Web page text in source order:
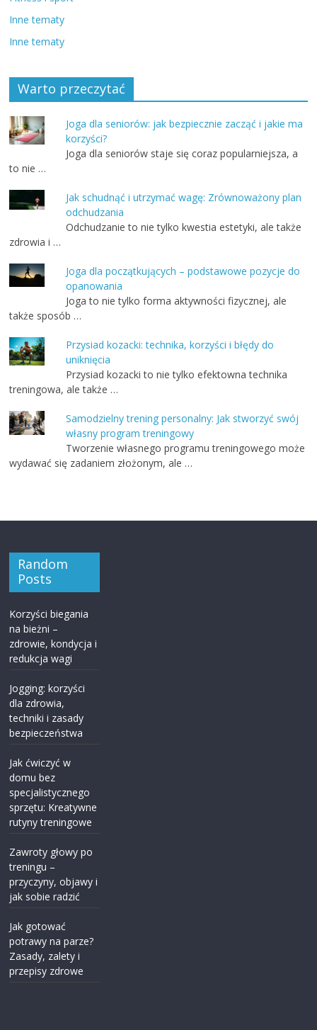
Inne tematy
Inne tematy
Warto przeczytać
Joga dla seniorów: jak bezpiecznie zacząć i jakie ma
korzyści?
Joga dla seniorów staje się coraz popularniejsza, a
to nie …
Jak schudnąć i utrzymać wagę: Zrównoważony plan
odchudzania
Odchudzanie to nie tylko kwestia estetyki, ale także
zdrowia i …
Joga dla początkujących – podstawowe pozycje do
opanowania
Joga to nie tylko forma aktywności fizycznej, ale
także sposób …
Przysiad kozacki: technika, korzyści i błędy do
uniknięcia
Przysiad kozacki to nie tylko efektowna technika
treningowa, ale także …
Samodzielny trening personalny: Jak stworzyć swój
własny program treningowy
Tworzenie własnego programu treningowego może
wydawać się zadaniem złożonym, ale …
Random
Posts
Korzyści biegania
na bieżni –
zdrowie, kondycja i
redukcja wagi
Jogging: korzyści
dla zdrowia,
techniki i zasady
bezpieczeństwa
Jak ćwiczyć w
domu bez
specjalistycznego
sprzętu: Kreatywne
rutyny treningowe
Zawroty głowy po
treningu –
przyczyny, objawy i
jak sobie radzić
Jak gotować
potrawy na parze?
Zasady, zalety i
przepisy zdrowe